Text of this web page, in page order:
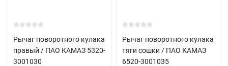
Рычаг поворотного кулака
правый / ПАО КАМАЗ 5320-
3001030
Рычаг поворотного кулака
тяги сошки / ПАО КАМАЗ
6520-3001035